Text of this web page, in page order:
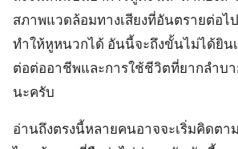
สภาพแวดล้อมทางเสียงที่อันตรายต่อไป
ทำให้หูหนวกได้ อันนี้จะถึงขั้นไม่ได้ยินเ
ต่อต่ออาชีพและการใช้ชีวิตที่ยากลำบ
นะครับ
อ่านถึงตรงนี้หลายคนอาจจะเริ่มคิดตา